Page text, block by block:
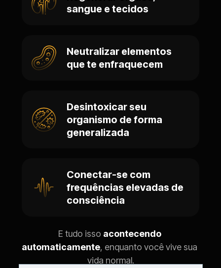
sangue e tecidos
Neutralizar elementos
que te enfraquecem
Desintoxicar seu
organismo de forma
generalizada
Conectar-se com
frequências elevadas de
consciência
E tudo isso acontecendo
automaticamente, enquanto você vive sua
vida normal.